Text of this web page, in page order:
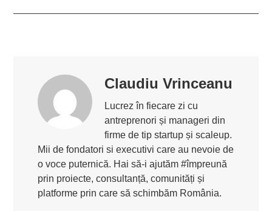
Claudiu Vrinceanu
Lucrez în fiecare zi cu
antreprenori și manageri din
firme de tip startup și scaleup.
Mii de fondatori si executivi care au nevoie de
o voce puternică. Hai să-i ajutăm #împreună
prin proiecte, consultanță, comunități și
platforme prin care să schimbăm România.